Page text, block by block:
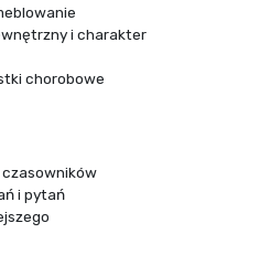
i charakter
chorobowe
i pytań